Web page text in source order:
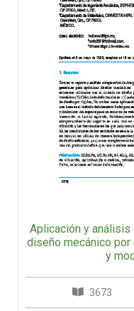
Aplicación y
diseño mecánico
y
3673